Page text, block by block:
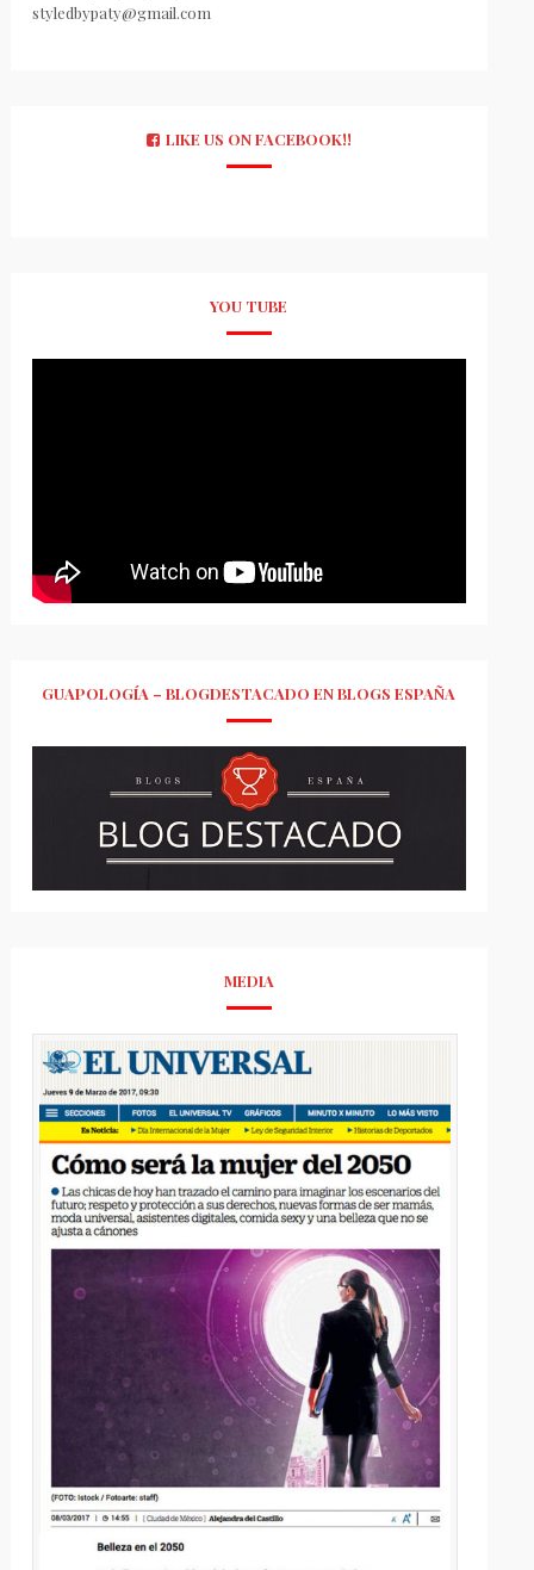
styledbypaty@gmail.com
LIKE US ON FACEBOOK!!
YOU TUBE
GUAPOLOGÍA – BLOGDESTACADO EN BLOGS ESPAÑA
MEDIA